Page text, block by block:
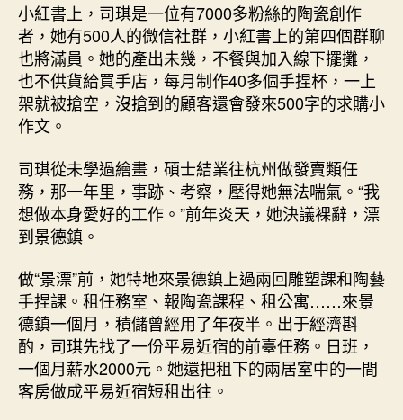
小紅書上，司琪是一位有7000多粉絲的陶瓷創作
者，她有500人的微信社群，小紅書上的第四個群聊
也將滿員。她的產出未幾，不餐與加入線下擺攤，
也不供貨給買手店，每月制作40多個手捏杯，一上
架就被搶空，沒搶到的顧客還會發來500字的求購小
作文。
司琪從未學過繪畫，碩士結業往杭州做發賣類任
務，那一年里，事跡、考察，壓得她無法喘氣。“我
想做本身愛好的工作。”前年炎天，她決議裸辭，漂
到景德鎮。
做“景漂”前，她特地來景德鎮上過兩回雕塑課和陶藝
手捏課。租任務室、報陶瓷課程、租公寓……來景
德鎮一個月，積儲曾經用了年夜半。出于經濟斟
酌，司琪先找了一份平易近宿的前臺任務。日班，
一個月薪水2000元。她還把租下的兩居室中的一間
客房做成平易近宿短租出往。